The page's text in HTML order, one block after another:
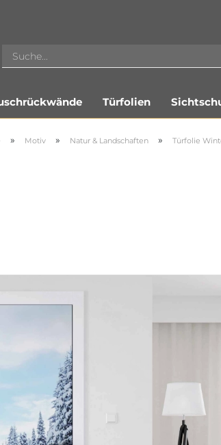
Türfolien
» Motiv » Natur & Landschaften » Türfolie